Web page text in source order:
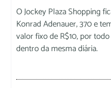
O Jockey Plaza Shopping
Konrad Adenauer, 370 e
valor fixo de R$10, por
dentro da mesma diária.